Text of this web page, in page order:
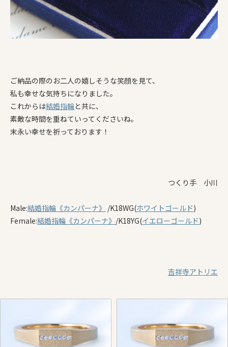
ご納品の際のお二人の嬉しそうな笑顔を見て、
私も幸せな気持ちになりました。
これからは結婚指輪と共に、
素敵な時間を重ねていってくださいね。
末永い幸せを祈っております！
つくり手 小川
Male:結婚指輪 《カンパーナ》 /K18WG(ホワイトゴールド)
Female:結婚指輪 《カンパーナ》 /K18YG(イエローゴールド)
吉祥寺アトリエ